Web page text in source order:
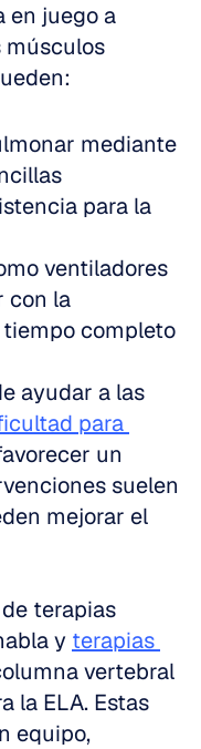
en juego a
músculos
mediante
para la
ventiladores
con la
completo
ayudar a las
para
un
suelen
mejorar el
terapias
y terapias
vertebral
la ELA. Estas
equipo,